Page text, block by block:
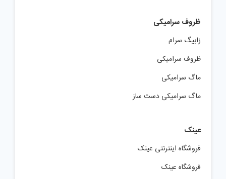
ظروف سرامیکی
زابیگ سرام
ظروف سرامیکی
ماگ سرامیکی
ماگ سرامیکی دست ساز
عینک
فروشگاه اینترنتی عینک
فروشگاه عینک